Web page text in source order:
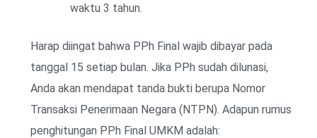
waktu 3 tahun.
Harap diingat bahwa PPh Final wajib dibayar pada
tanggal 15 setiap bulan. Jika PPh sudah dilunasi,
Anda akan mendapat tanda bukti berupa Nomor
Transaksi Penerimaan Negara (NTPN). Adapun rumus
penghitungan PPh Final UMKM adalah: